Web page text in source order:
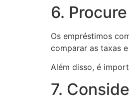
6.
Os empréstimos
comparar as taxas
Além disso, é
7.